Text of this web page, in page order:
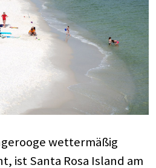
wettermäßig
ist Santa Rosa Island am